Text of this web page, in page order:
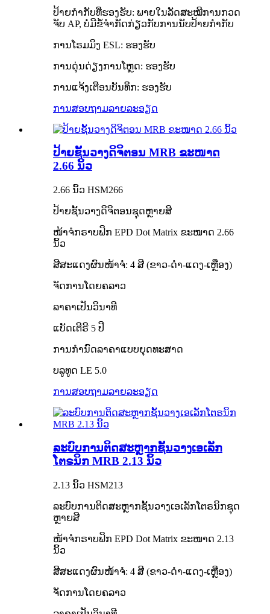
ປ້າຍກຳກັບທີ່ຮອງຮັບ: ພາຍໃນລັດສະໝີການກວດ
ຈັບ AP, ບໍ່ມີຂໍ້ຈຳກັດກ່ຽວກັບການນັບປ້າຍກຳກັບ
ການໂຣມມິງ ESL: ຮອງຮັບ
ການດຸ່ນດ່ຽງການໂຫຼດ: ຮອງຮັບ
ການແຈ້ງເຕືອນບັນທຶກ: ຮອງຮັບ
ການສອບຖາມລາຍລະອຽດ
ປ້າຍຊັ້ນວາງດິຈິຕອນ MRB ຂະໜາດ
2.66 ນິ້ວ
2.66 ນິ້ວ HSM266
ປ້າຍຊັ້ນວາງດິຈິຕອນຊຸດຫຼາຍສີ
ໜ້າຈໍກຣາບຟິກ EPD Dot Matrix ຂະໜາດ 2.66
ນິ້ວ
ສີສະແດງຜົນໜ້າຈໍ: 4 ສີ (ຂາວ-ດຳ-ແດງ-ເຫຼືອງ)
ຈັດການໂດຍຄລາວ
ລາຄາເປັນວິນາທີ
ແບັດເຕີຣີ 5 ປີ
ການກຳນົດລາຄາແບບຍຸດທະສາດ
ບລູທູດ LE 5.0
ການສອບຖາມລາຍລະອຽດ
ລະບົບການຕິດສະຫຼາກຊັ້ນວາງເອເລັກ
ໂຕຣນິກ MRB 2.13 ນິ້ວ
2.13 ນິ້ວ HSM213
ລະບົບການຕິດສະຫຼາກຊັ້ນວາງເອເລັກໂຕຣນິກຊຸດ
ຫຼາຍສີ
ໜ້າຈໍກຣາບຟິກ EPD Dot Matrix ຂະໜາດ 2.13
ນິ້ວ
ສີສະແດງຜົນໜ້າຈໍ: 4 ສີ (ຂາວ-ດຳ-ແດງ-ເຫຼືອງ)
ຈັດການໂດຍຄລາວ